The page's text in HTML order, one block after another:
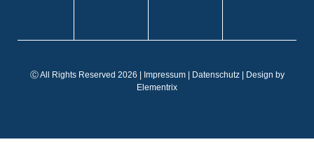
IT
Ⓒ All Rights Reserved 2026 | Impressum| Datenschutz| Design by
Elementrix